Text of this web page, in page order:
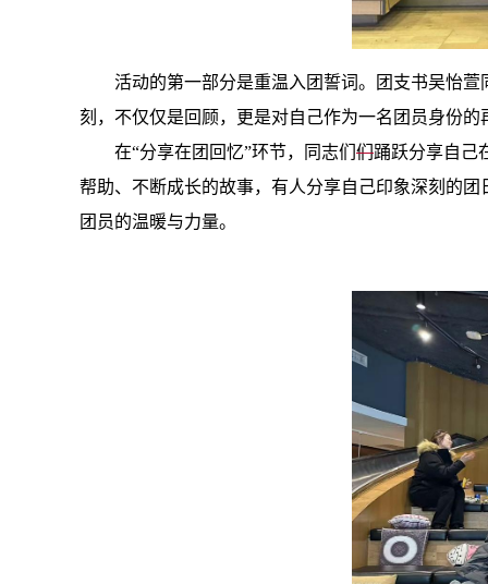
活动的第一部分是重温入团誓词。团支书吴怡
刻，不仅仅是回顾，更是对自己作为一名团员身份的
在“分享在团回忆”环节，同志们 们踊跃分享自己
帮助、不断成长的故事，有人分享自己印象深刻的
团员的温暖与力量。